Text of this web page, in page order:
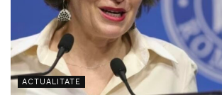
ACTUALITATE